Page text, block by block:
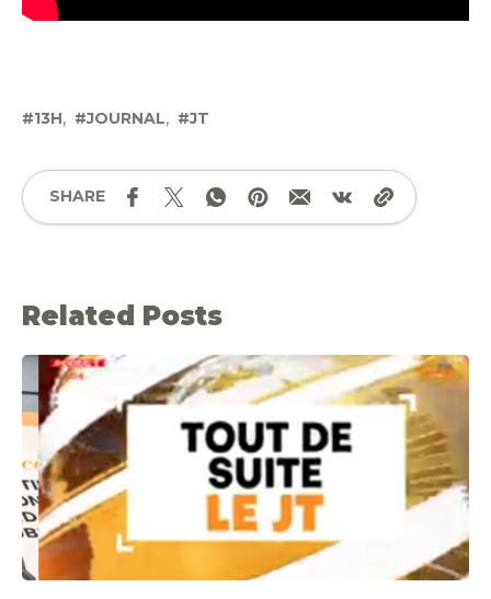
13H JOURNAL JT
SHARE
Related Posts